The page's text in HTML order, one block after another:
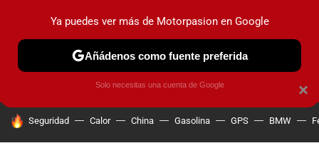
PRUEBAS COCHES ELÉCTRICOS OBSERVATORIO
HOY SE HABLA DE
Seguridad Calor China Gasolina GPS BMW
×
Ya puedes ver más de Motorpasion en Google
Añádenos como fuente preferida
Solo necesitas una cuenta de Google